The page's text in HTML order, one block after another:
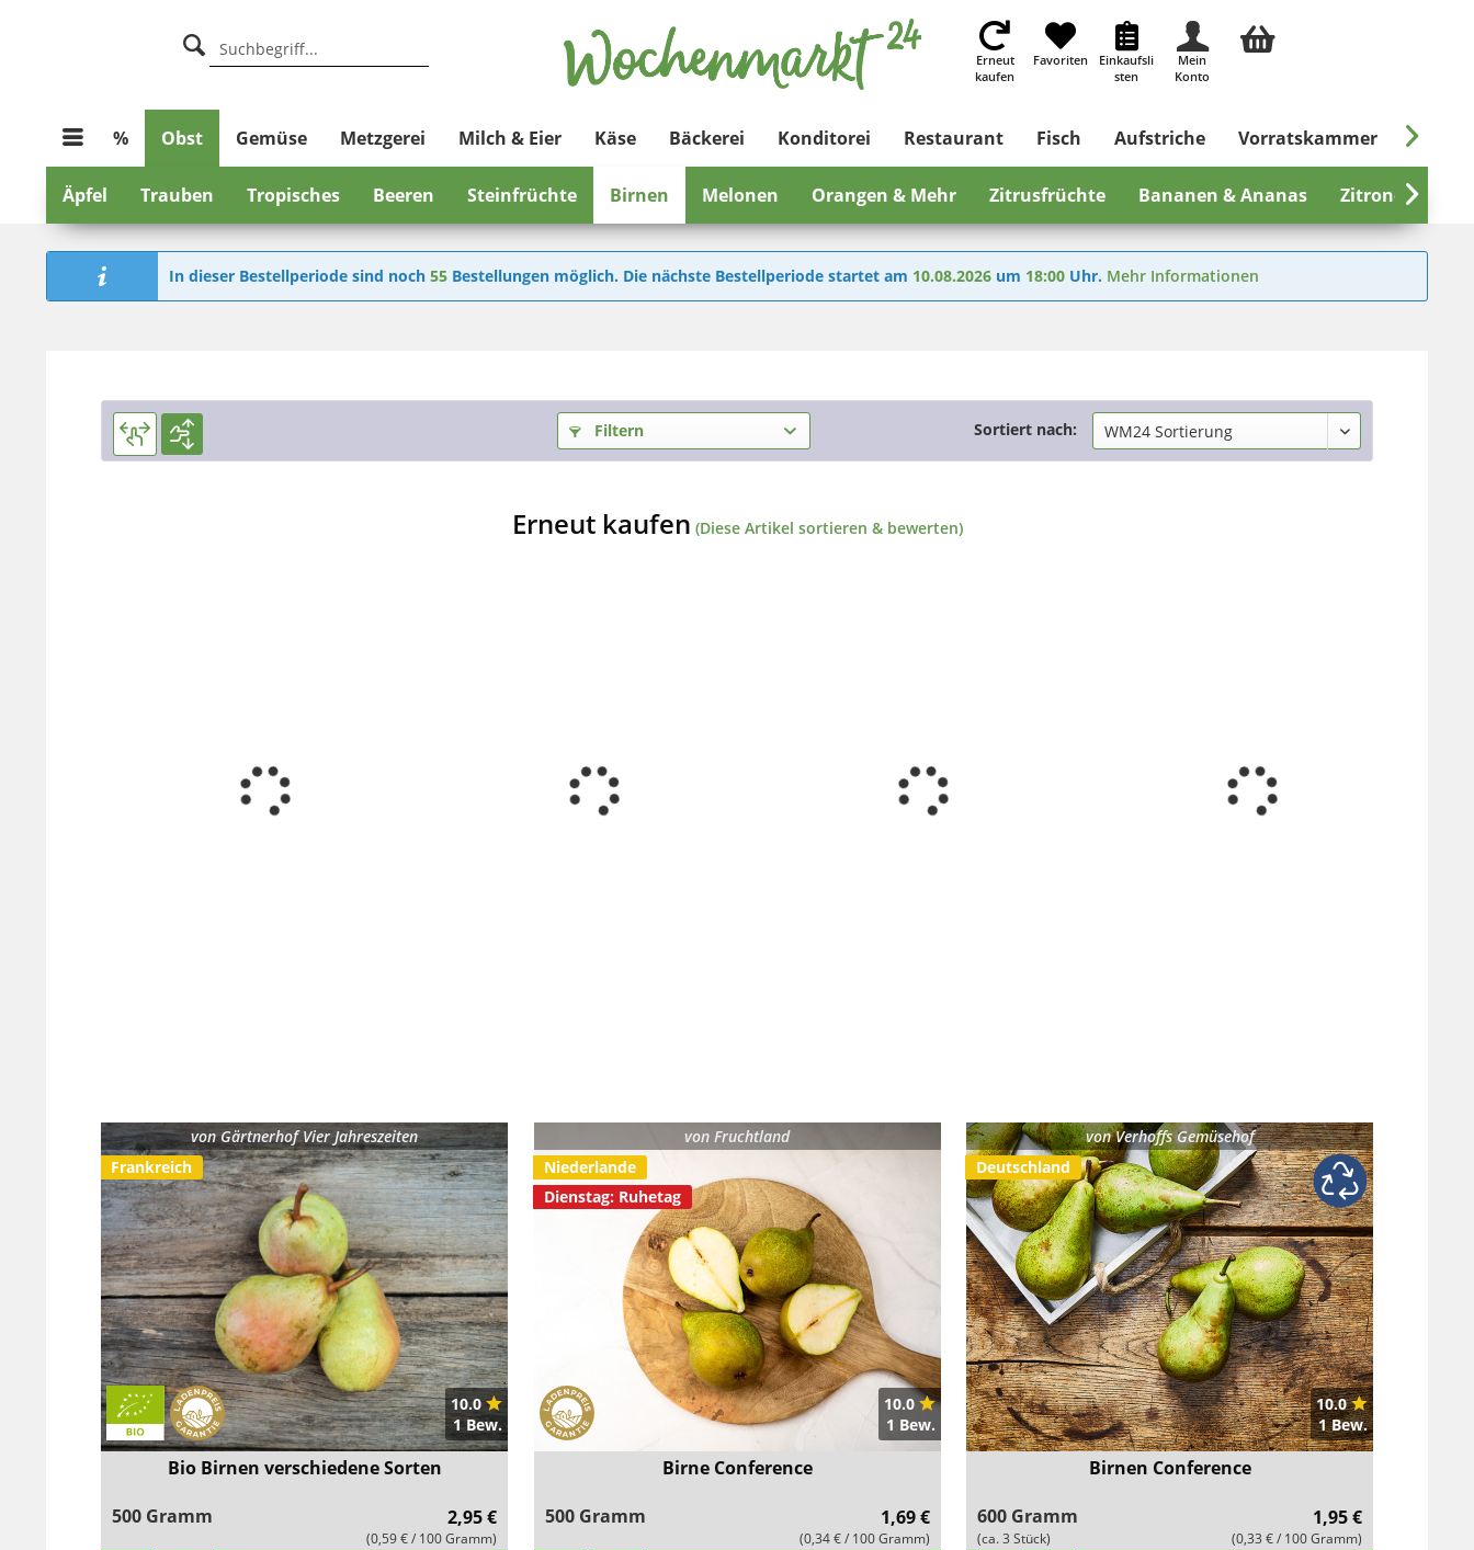
Erneut
kaufen
Favoriten
Einkaufsli
sten
Mein
Konto
% Obst Gemüse Metzgerei Milch & Eier Käse Bäckerei Konditorei Restaurant Fisch Aufstriche Vorratskammer Süßes
Äpfel Trauben Tropisches Beeren Steinfrüchte Birnen Melonen Orangen & Mehr Zitrusfrüchte Bananen & Ananas Zitronen


In dieser Bestellperiode sind noch 55 Bestellungen möglich. Die nächste Bestellperiode startet am 10.08.2026 um 18:00 Uhr. Mehr Informationen
Filtern Sortiert nach:
Erneut kaufen (Diese Artikel sortieren & bewerten)
Frankreich
vonGärtnerhof Vier Jahreszeiten
10.0
1 Bew.
Bio Birnen verschiedene Sorten
500 Gramm
2,95 €
(0,59 € / 100 Gramm)
Niederlande
Dienstag: Ruhetag
vonFruchtland
10.0
1 Bew.
Birne Conference
500 Gramm
1,69 €
(0,34 € / 100 Gramm)
Deutschland
vonVerhoffs Gemüsehof
10.0
1 Bew.
Birnen Conference
600 Gramm
(ca. 3 Stück)
1,95 €
(0,33 € / 100 Gramm)